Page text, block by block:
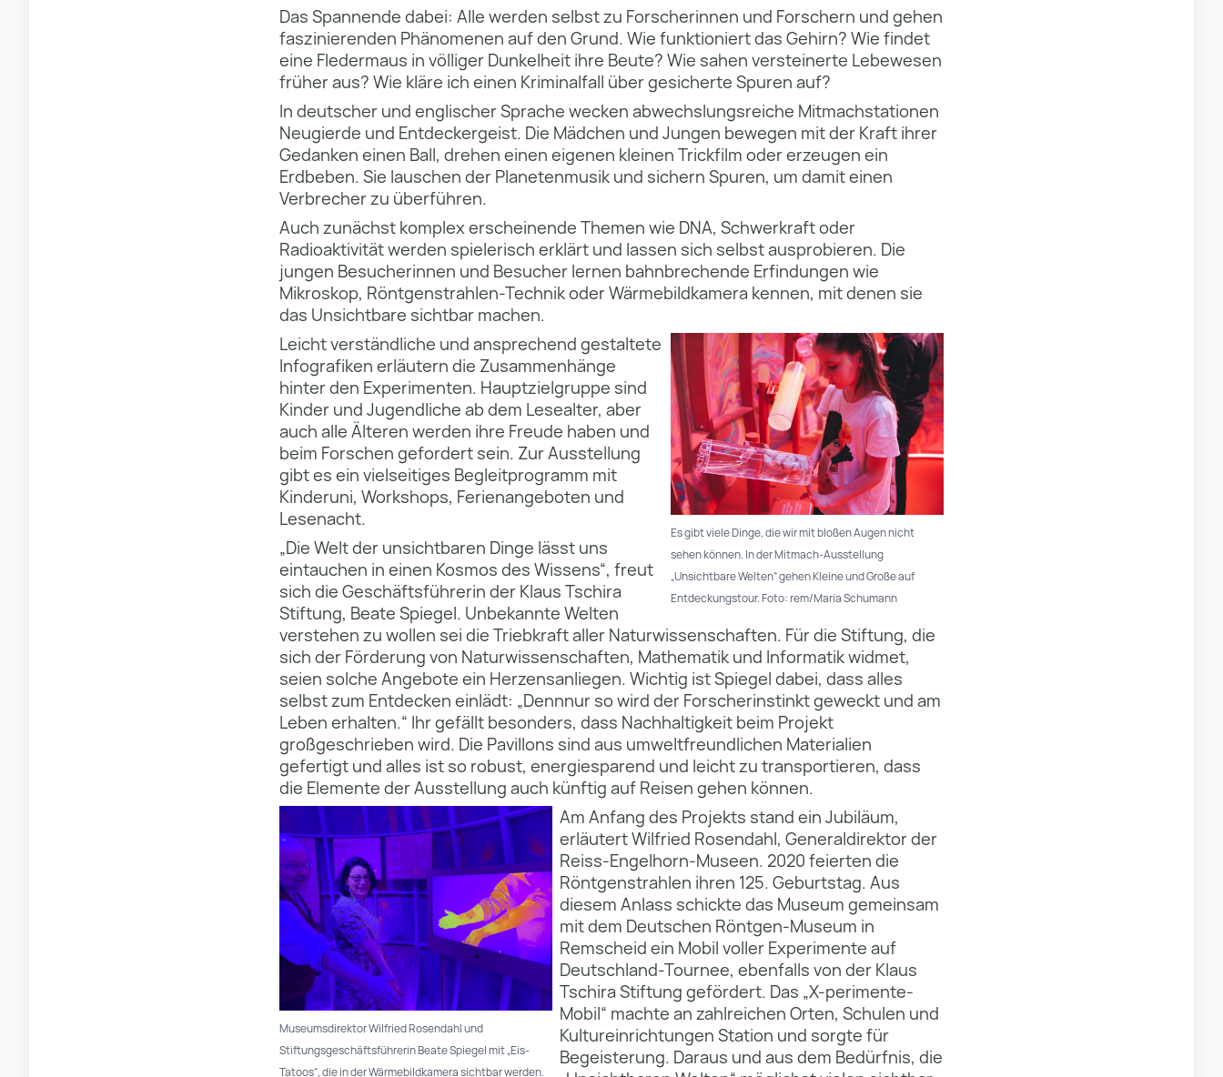
Das Spannende dabei: Alle werden selbst zu Forscherinnen und Forschern und gehen
faszinierenden Phänomenen auf den Grund. Wie funktioniert das Gehirn? Wie findet
eine Fledermaus in völliger Dunkelheit ihre Beute? Wie sahen versteinerte Lebewesen
früher aus? Wie kläre ich einen Kriminalfall über gesicherte Spuren auf?
In deutscher und englischer Sprache wecken abwechslungsreiche Mitmachstationen
Neugierde und Entdeckergeist. Die Mädchen und Jungen bewegen mit der Kraft ihrer
Gedanken einen Ball, drehen einen eigenen kleinen Trickfilm oder erzeugen ein
Erdbeben. Sie lauschen der Planetenmusik und sichern Spuren, um damit einen
Verbrecher zu überführen.
Auch zunächst komplex erscheinende Themen wie DNA, Schwerkraft oder
Radioaktivität werden spielerisch erklärt und lassen sich selbst ausprobieren. Die
jungen Besucherinnen und Besucher lernen bahnbrechende Erfindungen wie
Mikroskop, Röntgenstrahlen-Technik oder Wärmebildkamera kennen, mit denen sie
das Unsichtbare sichtbar machen.
Es gibt viele Dinge, die wir mit bloßen Augen nicht
sehen können. In der Mitmach-Ausstellung
„Unsichtbare Welten“ gehen Kleine und Große auf
Entdeckungstour. Foto: rem/Maria Schumann
Leicht verständliche und ansprechend gestaltete
Infografiken erläutern die Zusammenhänge
hinter den Experimenten. Hauptzielgruppe sind
Kinder und Jugendliche ab dem Lesealter, aber
auch alle Älteren werden ihre Freude haben und
beim Forschen gefordert sein. Zur Ausstellung
gibt es ein vielseitiges Begleitprogramm mit
Kinderuni, Workshops, Ferienangeboten und
Lesenacht.
„Die Welt der unsichtbaren Dinge lässt uns
eintauchen in einen Kosmos des Wissens“, freut
sich die Geschäftsführerin der Klaus Tschira
Stiftung, Beate Spiegel. Unbekannte Welten
verstehen zu wollen sei die Triebkraft aller Naturwissenschaften. Für die Stiftung, die
sich der Förderung von Naturwissenschaften, Mathematik und Informatik widmet,
seien solche Angebote ein Herzensanliegen. Wichtig ist Spiegel dabei, dass alles
selbst zum Entdecken einlädt: „Dennnur so wird der Forscherinstinkt geweckt und am
Leben erhalten.“ Ihr gefällt besonders, dass Nachhaltigkeit beim Projekt
großgeschrieben wird. Die Pavillons sind aus umweltfreundlichen Materialien
gefertigt und alles ist so robust, energiesparend und leicht zu transportieren, dass
die Elemente der Ausstellung auch künftig auf Reisen gehen können.
Museumsdirektor Wilfried Rosendahl und
Stiftungsgeschäftsführerin Beate Spiegel mit „Eis-
Tatoos“, die in der Wärmebildkamera sichtbar werden.
Am Anfang des Projekts stand ein Jubiläum,
erläutert Wilfried Rosendahl, Generaldirektor der
Reiss-Engelhorn-Museen. 2020 feierten die
Röntgenstrahlen ihren 125. Geburtstag. Aus
diesem Anlass schickte das Museum gemeinsam
mit dem Deutschen Röntgen-Museum in
Remscheid ein Mobil voller Experimente auf
Deutschland-Tournee, ebenfalls von der Klaus
Tschira Stiftung gefördert. Das „X-perimente-
Mobil“ machte an zahlreichen Orten, Schulen und
Kultureinrichtungen Station und sorgte für
Begeisterung. Daraus und aus dem Bedürfnis, die